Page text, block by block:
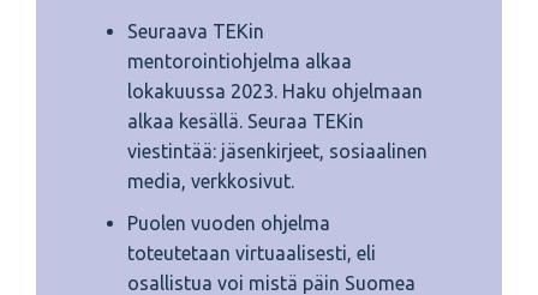
Seuraava TEKin
mentorointiohjelma alkaa
lokakuussa 2023. Haku ohjelmaan
alkaa kesällä. Seuraa TEKin
viestintää: jäsenkirjeet, sosiaalinen
media, verkkosivut.
Puolen vuoden ohjelma
toteutetaan virtuaalisesti, eli
osallistua voi mistä päin Suomea